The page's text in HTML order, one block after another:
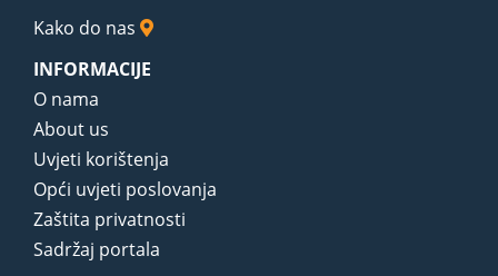
Kako do nas
INFORMACIJE
O nama
About us
Uvjeti korištenja
Opći uvjeti poslovanja
Zaštita privatnosti
Sadržaj portala